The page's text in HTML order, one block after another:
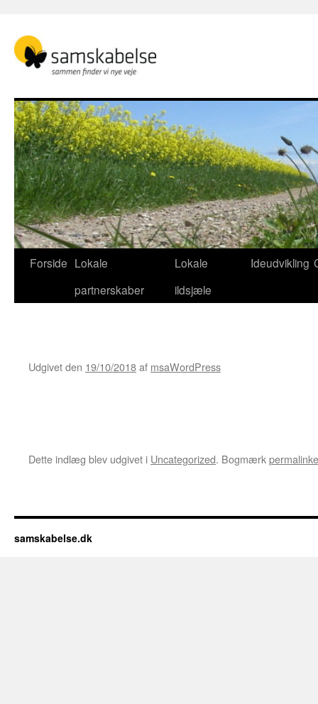
indhold
Forside Lokale
partnerskaber
Lokale
ildsjæle
Ideudvikling
Udgivet den 19/10/2018af msaWordPress
Dette indlæg blev udgivet i Uncategorized. Bogmærk
samskabelse.dk